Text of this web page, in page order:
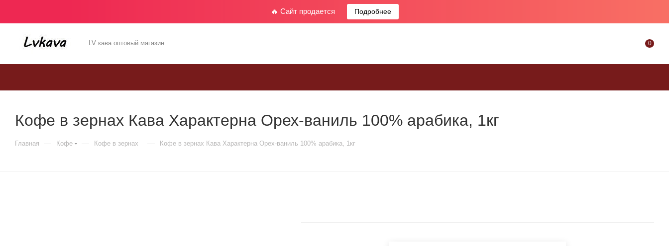
🔥 Сайт продается Подробнее
LV кава оптовый магазин 0
Кофе в зернах Кава Характерна Орех-ваниль 100% арабика, 1кг
Главная — Кофе — Кофе в зернах — Кофе в зернах Кава Характерна Орех-ваниль 100% арабика, 1кг